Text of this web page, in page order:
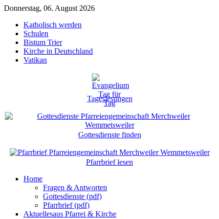
Donnerstag, 06. August 2026
Katholisch werden
Schulen
Bistum Trier
Kirche in Deutschland
Vatikan
Tageslesungen
Gottesdienste finden
Pfarrbrief lesen
Home
Fragen & Antworten
Gottesdienste (pdf)
Pfarrbrief (pdf)
Aktuellesaus Pfarrei & Kirche